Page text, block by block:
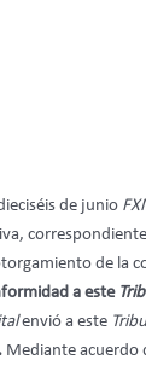
de junio
de la
a este
envió a este
Mediante acuerdo